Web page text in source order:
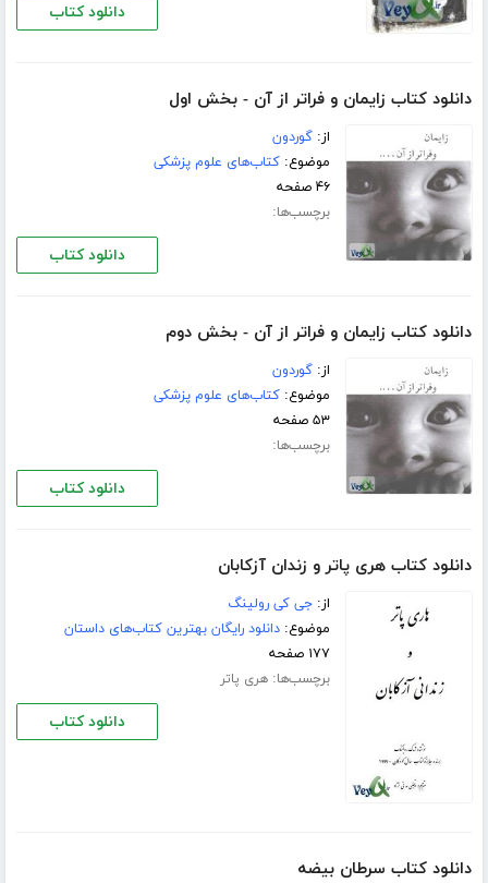
دانلود کتاب
دانلود کتاب زایمان و فراتر از آن - بخش اول
از:گوردون
موضوع:کتاب‌های علوم پزشکی
۴۶ صفحه
برچسب‌ها:
دانلود کتاب
دانلود کتاب زایمان و فراتر از آن - بخش دوم
از:گوردون
موضوع:کتاب‌های علوم پزشکی
۵۳ صفحه
برچسب‌ها:
دانلود کتاب
دانلود کتاب هری پاتر و زندان آزکابان
از:جی کی رولینگ
موضوع:دانلود رایگان بهترین کتاب‌های داستان
۱۷۷ صفحه
برچسب‌ها:هری پاتر
دانلود کتاب
دانلود کتاب سرطان بیضه